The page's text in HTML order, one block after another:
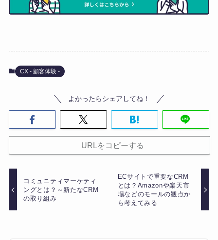
CX - 顧客体験 -
よかったらシェアしてね！
URLをコピーする
コミュニティマーケティ
ングとは？～新たなCRM
の取り組み
ECサイトで重要なCRM
とは？Amazonや楽天市
場などのモールの観点か
ら考えてみる